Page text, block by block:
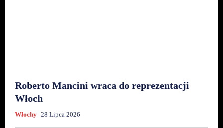
Roberto Mancini wraca do reprezentacji
Włoch
Włochy 28 Lipca 2026